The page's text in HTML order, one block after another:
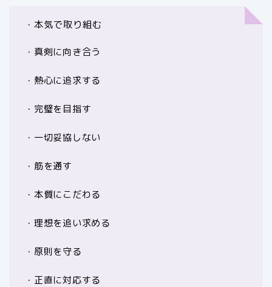
・本気で取り組む
・真剣に向き合う
・熱心に追求する
・完璧を目指す
・一切妥協しない
・筋を通す
・本質にこだわる
・理想を追い求める
・原則を守る
・正直に対応する